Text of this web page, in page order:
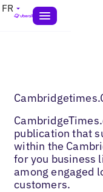
FR
publication that
within the
for you business
among engaged
customers.